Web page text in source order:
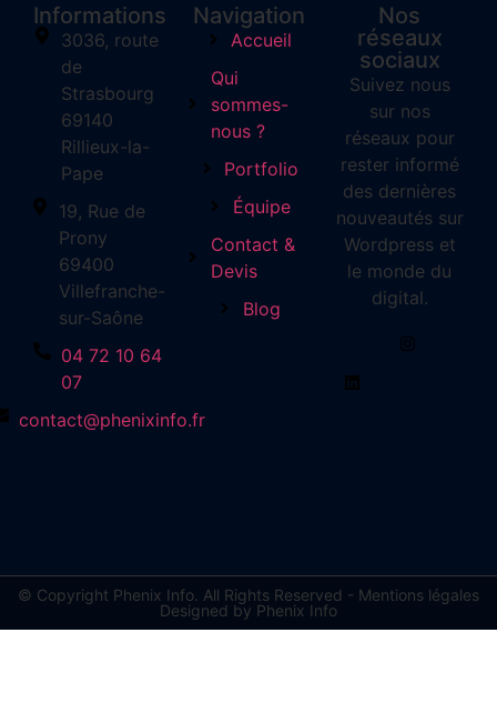
Informations
3036, route
de
Strasbourg
69140
Rillieux-la-
Pape
19, Rue de
Prony
69400
Villefranche-
sur-Saône
04 72 10 64
07
contact@phenixinfo.fr
Navigation
Accueil
Qui
sommes-
nous ?
Portfolio
Équipe
Contact &
Devis
Blog
Nos
réseaux
sociaux
Suivez nous
sur nos
réseaux pour
rester informé
des dernières
nouveautés sur
Wordpress et
le monde du
digital.
© Copyright Phenix Info. All Rights Reserved - Mentions légales
Designed by Phenix Info